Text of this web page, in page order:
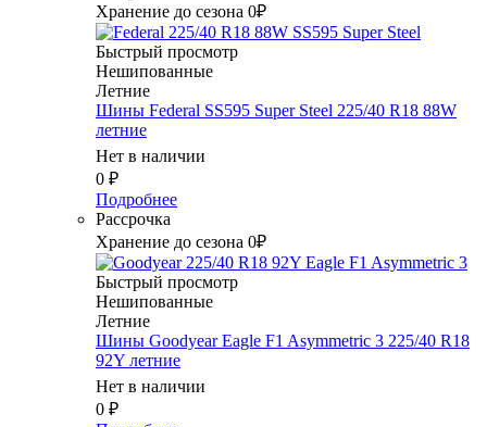
Хранение до сезона 0₽
Быстрый просмотр
Нешипованные
Летние
Шины Federal SS595 Super Steel 225/40 R18 88W
летние
Нет в наличии
0 ₽
Подробнее
Рассрочка
Хранение до сезона 0₽
Быстрый просмотр
Нешипованные
Летние
Шины Goodyear Eagle F1 Asymmetric 3 225/40 R18
92Y летние
Нет в наличии
0 ₽